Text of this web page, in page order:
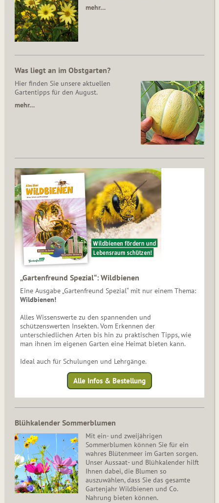
mehr…
Was liegt an im Obstgarten?
Hier finden Sie unsere aktuellen
Gartentipps für den August.
mehr…
„Gartenfreund Spezial“: Wildbienen
Eine Ausgabe „Gartenfreund Spezial“ mit nur einem Thema:
Wildbienen!
Alles Wissenswerte zu den spannenden und
schützenswerten Insekten. Vom Erkennen der
unterschiedlichen Arten bis hin zu praktischen Tipps, wie
man ihnen im eigenen Garten eine Heimat bieten kann.
Ideal auch für Schulungen und Lehrgänge.
Alle Infos & Bestellung
Blühkalender Sommerblumen
Mit ein- und zweijährigen
Sommerblumen können Sie für ein
wahres Blütenmeer im Garten sorgen.
Unser Aussaat- und Blühkalender hilft
Ihnen dabei, die Blumen so
auszuwählen, dass Sie das gesamte
Gartenjahr Wildbienen und Co.
Nahrung bieten können.